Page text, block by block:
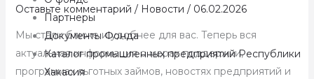
Партнеры
Документы Фонда
Каталог промышленных предприятий Республики
Хакасия
Оставьте комментарий / Новости / 06.02.2026
Мы стали ближе и удобнее для вас. Теперь вся
актуальная информация о мерах поддержки,
программах льготных займов, новостях предприятий и